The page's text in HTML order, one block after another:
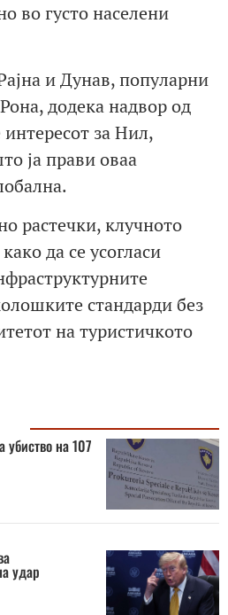
во густо населени
и Дунав, популарни
додека надвор од
за Нил,
ја прави оваа
растечки, клучното
да се усогласи
стандарди без
на туристичкото
убиство на 107
удар